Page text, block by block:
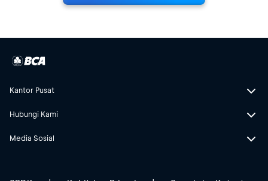
Kantor Pusat
Hubungi Kami
Media Sosial